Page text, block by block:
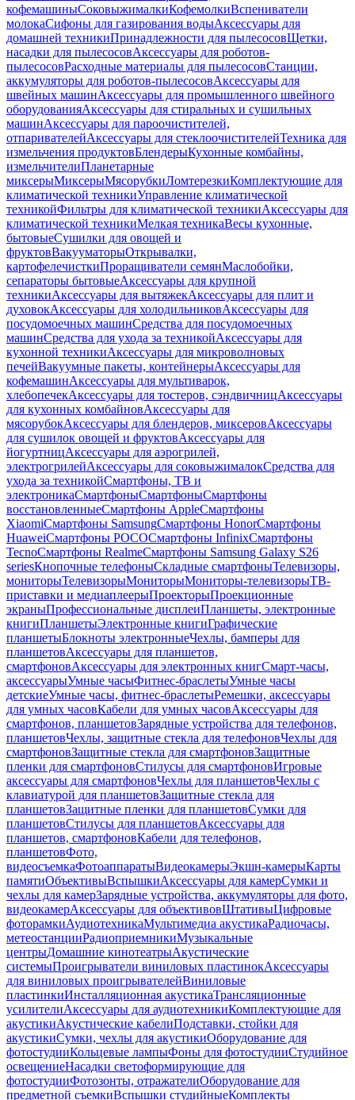
кофемашиныСоковыжималкиКофемолкиВспениватели
молокаСифоны для газирования водыАксессуары для
домашней техникиПринадлежности для пылесосовЩетки,
насадки для пылесосовАксессуары для роботов-
пылесосовРасходные материалы для пылесосовСтанции,
аккумуляторы для роботов-пылесосовАксессуары для
швейных машинАксессуары для промышленного швейного
оборудованияАксессуары для стиральных и сушильных
машинАксессуары для пароочистителей,
отпаривателейАксессуары для стеклоочистителейТехника для
измельчения продуктовБлендерыКухонные комбайны,
измельчителиПланетарные
миксерыМиксерыМясорубкиЛомтерезкиКомплектующие для
климатической техникиУправление климатической
техникойФильтры для климатической техникиАксессуары для
климатической техникиМелкая техникаВесы кухонные,
бытовыеСушилки для овощей и
фруктовВакууматорыОткрывалки,
картофелечисткиПроращиватели семянМаслобойки,
сепараторы бытовыеАксессуары для крупной
техникиАксессуары для вытяжекАксессуары для плит и
духовокАксессуары для холодильниковАксессуары для
посудомоечных машинСредства для посудомоечных
машинСредства для ухода за техникойАксессуары для
кухонной техникиАксессуары для микроволновых
печейВакуумные пакеты, контейнерыАксессуары для
кофемашинАксессуары для мультиварок,
хлебопечекАксессуары для тостеров, сэндвичницАксессуары
для кухонных комбайновАксессуары для
мясорубокАксессуары для блендеров, миксеровАксессуары
для сушилок овощей и фруктовАксессуары для
йогуртницАксессуары для аэрогрилей,
электрогрилейАксессуары для соковыжималокСредства для
ухода за техникойСмартфоны, ТВ и
электроникаСмартфоныСмартфоныСмартфоны
восстановленныеСмартфоны AppleСмартфоны
XiaomiСмартфоны SamsungСмартфоны HonorСмартфоны
HuaweiСмартфоны POCOСмартфоны InfinixСмартфоны
TecnoСмартфоны RealmeСмартфоны Samsung Galaxy S26
seriesКнопочные телефоныСкладные смартфоныТелевизоры,
мониторыТелевизорыМониторыМониторы-телевизорыТВ-
приставки и медиаплеерыПроекторыПроекционные
экраныПрофессиональные дисплеиПланшеты, электронные
книгиПланшетыЭлектронные книгиГрафические
планшетыБлокноты электронныеЧехлы, бамперы для
планшетовАксессуары для планшетов,
смартфоновАксессуары для электронных книгСмарт-часы,
аксессуарыУмные часыФитнес-браслетыУмные часы
детскиеУмные часы, фитнес-браслетыРемешки, аксессуары
для умных часовКабели для умных часовАксессуары для
смартфонов, планшетовЗарядные устройства для телефонов,
планшетовЧехлы, защитные стекла для телефоновЧехлы для
смартфоновЗащитные стекла для смартфоновЗащитные
пленки для смартфоновСтилусы для смартфоновИгровые
аксессуары для смартфоновЧехлы для планшетовЧехлы с
клавиатурой для планшетовЗащитные стекла для
планшетовЗащитные пленки для планшетовСумки для
планшетовСтилусы для планшетовАксессуары для
планшетов, смартфоновКабели для телефонов,
планшетовФото,
видеосъемкаФотоаппаратыВидеокамерыЭкшн-камерыКарты
памятиОбъективыВспышкиАксессуары для камерСумки и
чехлы для камерЗарядные устройства, аккумуляторы для фото,
видеокамерАксессуары для объективовШтативыЦифровые
фоторамкиАудиотехникаМультимедиа акустикаРадиочасы,
метеостанцииРадиоприемникиМузыкальные
центрыДомашние кинотеатрыАкустические
системыПроигрыватели виниловых пластинокАксессуары
для виниловых проигрывателейВиниловые
пластинкиИнсталляционная акустикаТрансляционные
усилителиАксессуары для аудиотехникиКомплектующие для
акустикиАкустические кабелиПодставки, стойки для
акустикиСумки, чехлы для акустикиОборудование для
фотостудииКольцевые лампыФоны для фотостудииСтудийное
освещениеНасадки светоформирующие для
фотостудииФотозонты, отражателиОборудование для
предметной съемкиВспышки студийныеКомплекты